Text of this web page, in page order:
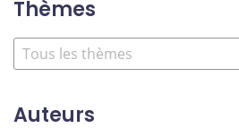
Thèmes
Auteurs